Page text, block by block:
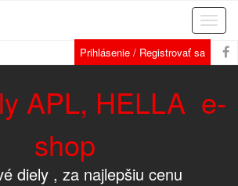
Prihlásenie / Registrovať sa
APL, HELLA e-
shop
diely , za najlepšiu cenu